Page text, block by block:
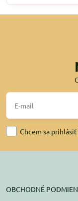
Chcem sa
OBCHODNÉ